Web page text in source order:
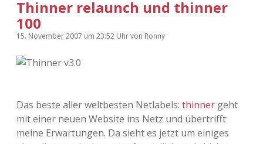
KFMW-Disco
kfmw.stuff
Täglicher Sinnwahn
Contact
Adventskalender
Adventskalender 2012
Das
Kraftfuttermischwerk
Beiträge
Thinner relaunch und thinner
100
15. November 2007 um 23:52 Uhrvon Ronny
Das beste aller weltbesten Netlabels: thinner geht
mit einer neuen Website ins Netz und übertrifft
meine Erwartungen. Da sieht es jetzt um einiges